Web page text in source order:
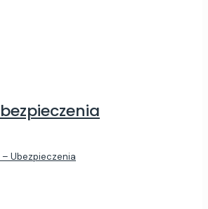
Ubezpieczenia